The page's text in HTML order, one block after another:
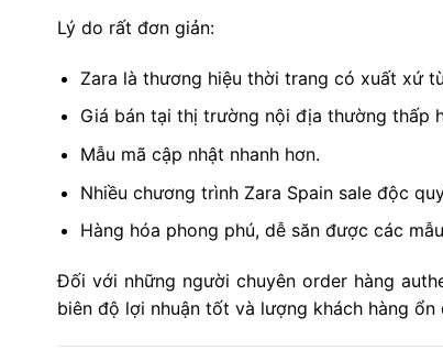
Lý do rất đơn giản:
Zara là thương hiệu thời trang có xuất xứ
Giá bán tại thị trường nội địa thường thấp
Mẫu mã cập nhật nhanh hơn.
Nhiều chương trình Zara Spain sale độc
Hàng hóa phong phú, dễ săn được các
Đối với những người chuyên order hàng
biên độ lợi nhuận tốt và lượng khách hàng ổn